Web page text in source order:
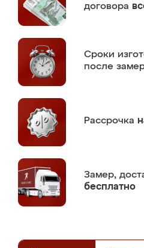
договора
Сроки
после
Рассрочка
Замер,
бесплатно